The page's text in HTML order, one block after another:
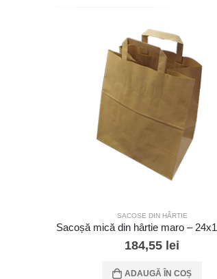
SACOSE DIN HÂRTIE
184,55 lei
ADAUGĂ ÎN COȘ